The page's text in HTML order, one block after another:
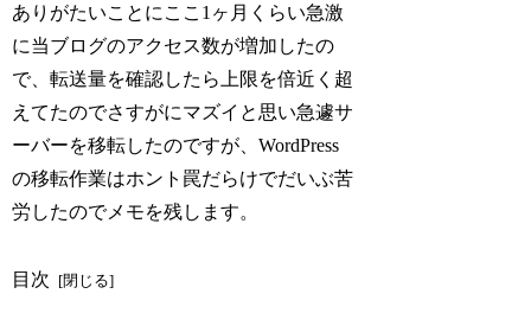
ありがたいことにここ1ヶ月くらい急激
に当ブログのアクセス数が増加したの
で、転送量を確認したら上限を倍近く超
えてたのでさすがにマズイと思い急遽サ
ーバーを移転したのですが、WordPress
の移転作業はホント罠だらけでだいぶ苦
労したのでメモを残します。
目次